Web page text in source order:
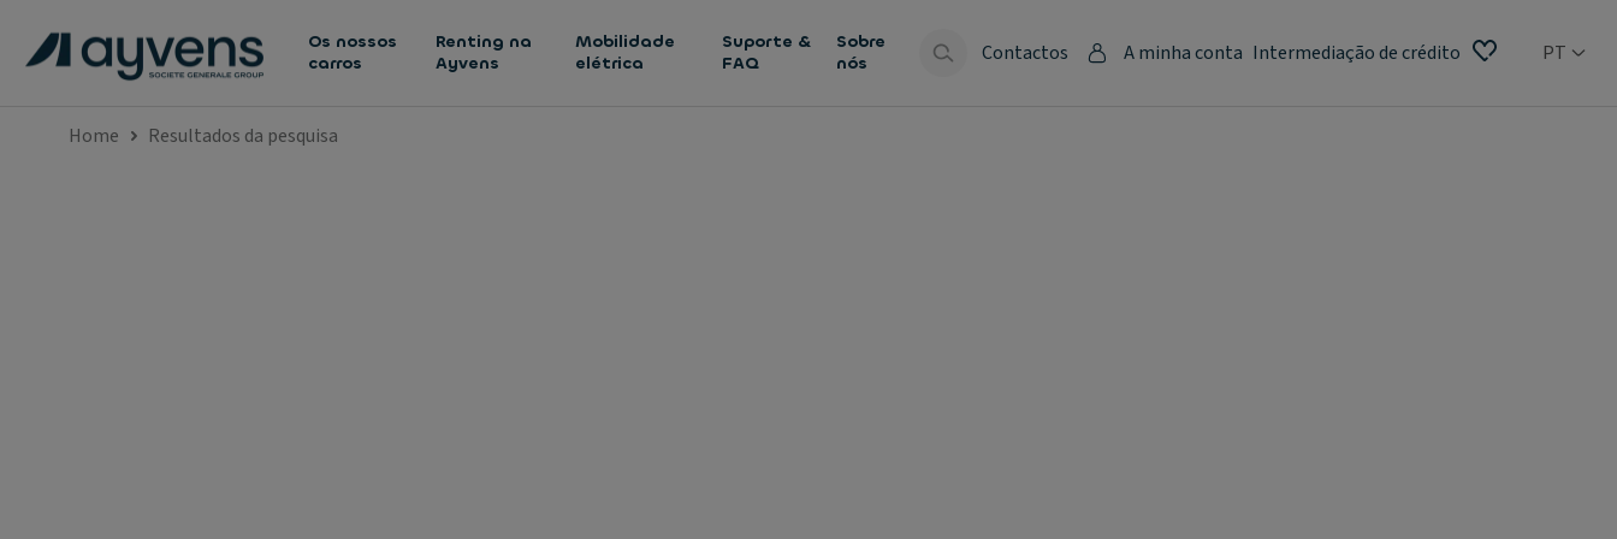
Os nossos
carros
Renting na
Ayvens
Mobilidade
elétrica
Suporte &
FAQ
Sobre
nós
Contactos A minha conta Intermediação de crédito PT
Home Resultados da pesquisa